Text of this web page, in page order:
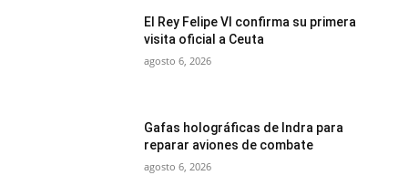
El Rey Felipe VI confirma su primera
visita oficial a Ceuta
agosto 6, 2026
Gafas holográficas de Indra para
reparar aviones de combate
agosto 6, 2026